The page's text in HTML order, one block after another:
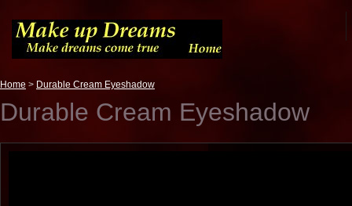
Home > Durable Cream Eyeshadow
Durable Cream Eyeshadow